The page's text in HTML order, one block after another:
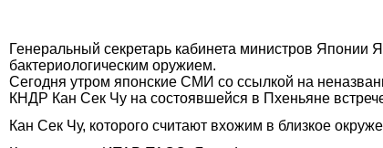
Генеральный секретарь кабинета министров Японии
бактериологическим оружием.
Сегодня утром японские СМИ со ссылкой на
КНДР Кан Сек Чу на состоявшейся в Пхеньяне
Кан Сек Чу, которого считают вхожим в близкое